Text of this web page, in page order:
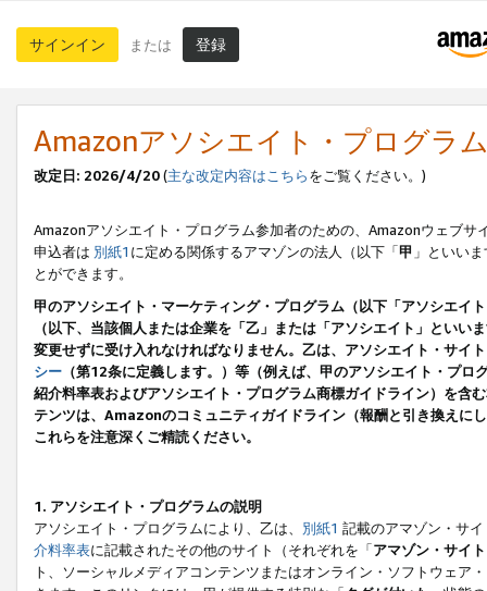
サインイン または 登録
Amazonアソシエイト・プログラ
改定日: 2026/4/20(主な改定内容はこちらをご覧ください。)
Amazonアソシエイト・プログラム参加者のための、Amazonウェブサ
申込者は 別紙1 に定める関係するアマゾンの法人（以下「甲 」といい
とができます。
甲のアソシエイト・マーケティング・プログラム（以下「アソシエイ
（以下、当該個人または企業を「乙」または「アソシエイト」とい
変更せずに受け入れなければなりません。乙は、アソシエイト・サイ
シー （第12条に定義します。）等（例えば、甲のアソシエイト・プ
紹介料率表およびアソシエイト・プログラム商標ガイドライン）を
テンツは、Amazonのコミュニティガイドライン（報酬と引き換えに
これらを注意深くご精読ください。
1. アソシエイト・プログラムの説明
アソシエイト・プログラムにより、乙は、 別紙1 記載のアマゾン・サ
介料率表に記載されたその他のサイト（それぞれを「アマゾン・サイト
ト、ソーシャルメディアコンテンツまたはオンライン・ソフトウェア